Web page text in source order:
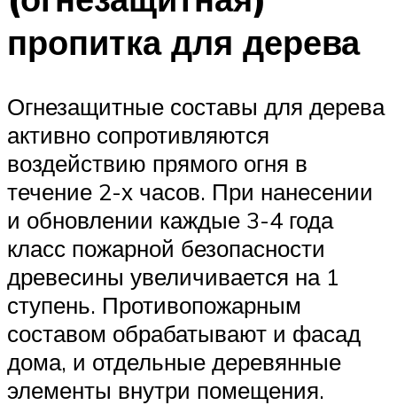
пропитка для дерева
Огнезащитные составы для дерева
активно сопротивляются
воздействию прямого огня в
течение 2-х часов. При нанесении
и обновлении каждые 3-4 года
класс пожарной безопасности
древесины увеличивается на 1
ступень. Противопожарным
составом обрабатывают и фасад
дома, и отдельные деревянные
элементы внутри помещения.